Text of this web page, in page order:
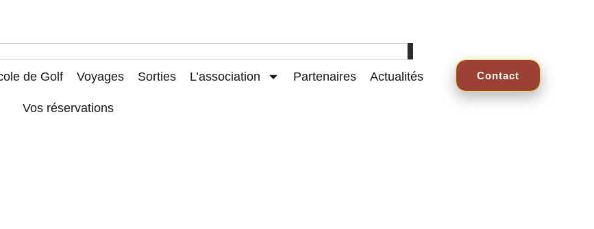
de Golf Voyages Sorties L’association Partenaires Actualités
Vos réservations
Contact